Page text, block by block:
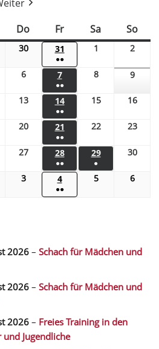
Do Fr Sa So
30 31
●●
1 2
6 7
●●
8 9
13 14
●●
15 16
20 21
●●
22 23
27 28
●●
29
●
30
3 4
●●
5 6
2026 – Schach für Mädchen und
2026 – Schach für Mädchen und
2026 – Freies Training in den
Jugendliche